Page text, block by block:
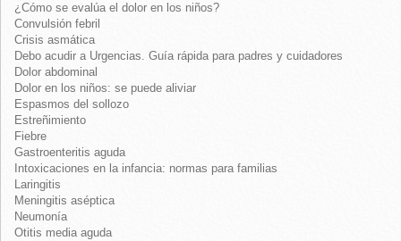
¿Cómo se evalúa el dolor en los niños?
Convulsión febril
Crisis asmática
Debo acudir a Urgencias. Guía rápida para padres y cuidadores
Dolor abdominal
Dolor en los niños: se puede aliviar
Espasmos del sollozo
Estreñimiento
Fiebre
Gastroenteritis aguda
Intoxicaciones en la infancia: normas para familias
Laringitis
Meningitis aséptica
Neumonía
Otitis media aguda